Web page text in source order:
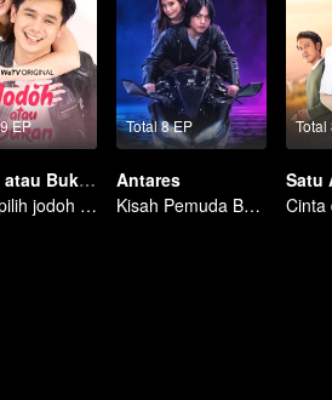
EP
Jodoh atau Bukan
Galau pilih jodoh di kota kecil
Total 8 EP
Antares
Kisah Pemuda Bersemangat
Total